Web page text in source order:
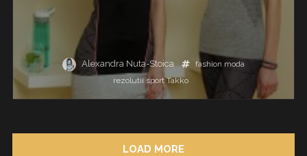
Alexandra Nuta-Stoica fashion moda
rezolutii sport Takko
LOAD MORE